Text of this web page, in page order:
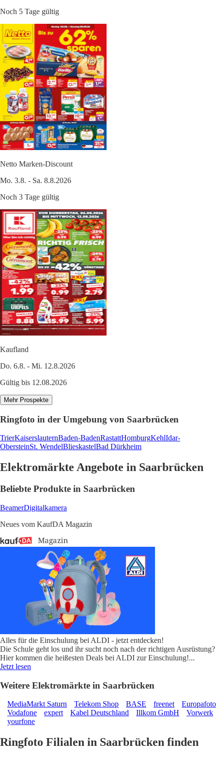
Noch 5 Tage gültig
Netto Marken-Discount
Mo. 3.8. - Sa. 8.8.2026
Noch 3 Tage gültig
Kaufland
Do. 6.8. - Mi. 12.8.2026
Gültig bis 12.08.2026
Mehr Prospekte
Ringfoto in der Umgebung von Saarbrücken
TrierKaiserslauternBaden-BadenRastattHomburgKehlIdar-
ObersteinSt. WendelBlieskastelBad Dürkheim
Elektromärkte Angebote in Saarbrücken
Beliebte Produkte in Saarbrücken
BeamerDigitalkamera
Neues vom KaufDA Magazin
Alles für die Einschulung bei ALDI - jetzt entdecken!
Die Schule geht los und ihr sucht noch nach der richtigen Ausrüstung?
Hier kommen die heißesten Deals bei ALDI zur Einschulung!...
Jetzt lesen
Weitere Elektromärkte in Saarbrücken
MediaMarkt Saturn Telekom Shop BASE freenet
Europafoto
Vodafone
expert Kabel Deutschland Illkom GmbH
Vorwerk
yourfone
Ringfoto Filialen in Saarbrücken finden